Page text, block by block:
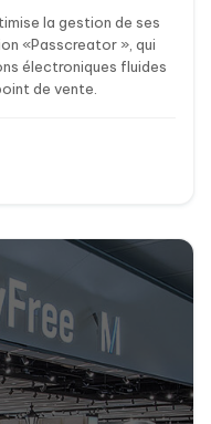
la gestion de ses
«Passcreator », qui
électroniques fluides
de vente.